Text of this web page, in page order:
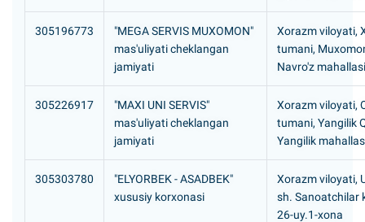
305196773
"MEGA SERVIS MUXOMON"
mas'uliyati cheklangan
jamiyati
Xorazm viloyati,
tumani,
Navro'z mahallasi
305226917
"MAXI UNI SERVIS"
mas'uliyati cheklangan
jamiyati
Xorazm viloyati,
tumani, Yangilik
Yangilik
305303780
"ELYORBEK - ASADBEK"
xususiy korxonasi
Xorazm viloyati,
sh. Sanoatchilar
26-uy.1-xona